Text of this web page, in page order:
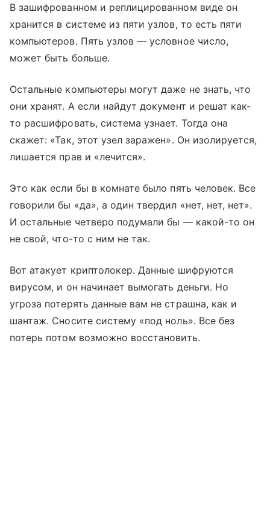
В зашифрованном и реплицированном виде он
хранится в системе из пяти узлов, то есть пяти
компьютеров. Пять узлов — условное число,
может быть больше.
Остальные компьютеры могут даже не знать, что
они хранят. А если найдут документ и решат как-
то расшифровать, система узнает. Тогда она
скажет: «Так, этот узел заражен». Он изолируется,
лишается прав и «лечится».
Это как если бы в комнате было пять человек. Все
говорили бы «да», а один твердил «нет, нет, нет».
И остальные четверо подумали бы — какой-то он
не свой, что-то с ним не так.
Вот атакует криптолокер. Данные шифруются
вирусом, и он начинает вымогать деньги. Но
угроза потерять данные вам не страшна, как и
шантаж. Сносите систему «под ноль». Все без
потерь потом возможно восстановить.